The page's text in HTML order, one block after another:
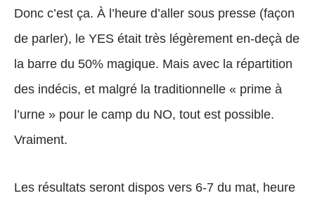
Donc c’est ça. À l’heure d’aller sous presse (façon
de parler), le YES était très légèrement en-deçà de
la barre du 50% magique. Mais avec la répartition
des indécis, et malgré la traditionnelle « prime à
l’urne » pour le camp du NO, tout est possible.
Vraiment.
Les résultats seront dispos vers 6-7 du mat, heure